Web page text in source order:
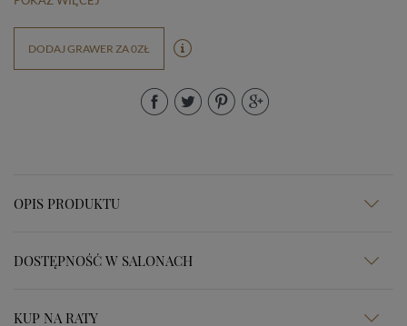
DODAJ GRAWER ZA 0ZŁ
OPIS PRODUKTU
DOSTĘPNOŚĆ W SALONACH
KUP NA RATY